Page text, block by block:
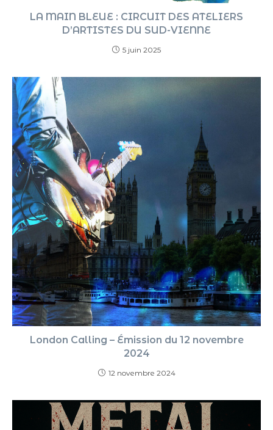
LA MAIN BLEUE : CIRCUIT DES ATELIERS
D’ARTISTES DU SUD-VIENNE
5 juin 2025
London Calling – Émission du 12 novembre
2024
12 novembre 2024